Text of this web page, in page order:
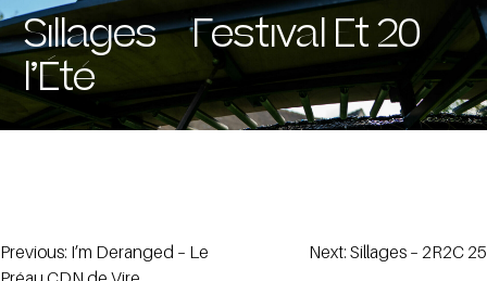
Sillages – Festival Et 20
l’Été
Navigation
Previous: I’m Deranged – Le
Next: Sillages – 2R2C 25